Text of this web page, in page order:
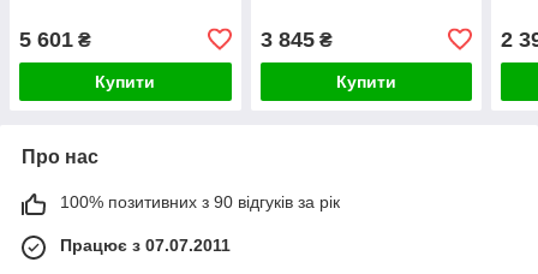
5 601 ₴
Купити
3 845₴
Купити
2
Про нас
100% позитивних з 90 відгуків за рік
Працює з 07.07.2011